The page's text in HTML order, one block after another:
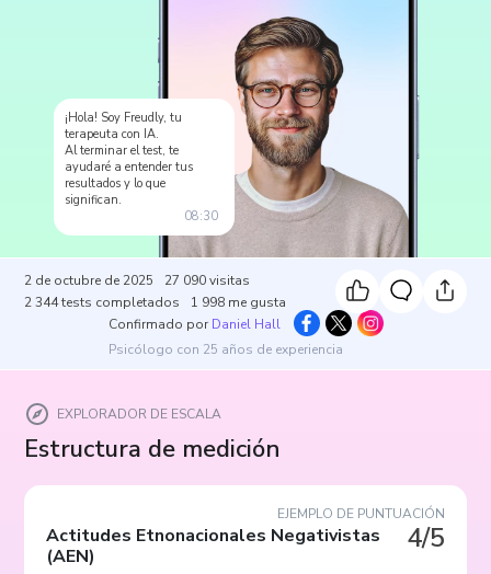
¡Hola! Soy Freudly, tu
terapeuta con IA.
Al terminar el test, te
ayudaré a entender tus
resultados y lo que
significan.
08:30
2 de octubre de 2025 27 090 visitas
2 344tests completados 1 998 me gusta
Confirmado por Daniel Hall
Psicólogo con 25 años de experiencia
EXPLORADOR DE ESCALA
Estructura de medición
EJEMPLO DE PUNTUACIÓN
4/5
Actitudes Etnonacionales Negativistas
(AEN)